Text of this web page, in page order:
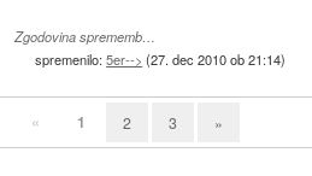
Zgodovina sprememb…
spremenilo:5er--> (27. dec 2010 ob 21:14)
« 1 2 3 »